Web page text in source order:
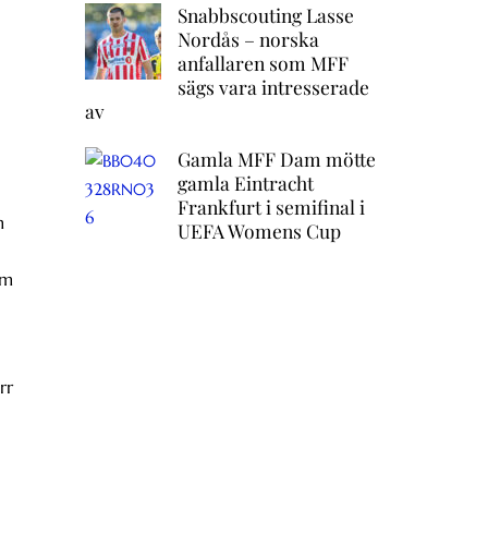
Snabbscouting Lasse
Nordås – norska
anfallaren som MFF
sägs vara intresserade
av
Gamla MFF Dam mötte
gamla Eintracht
Frankfurt i semifinal i
UEFA Womens Cup